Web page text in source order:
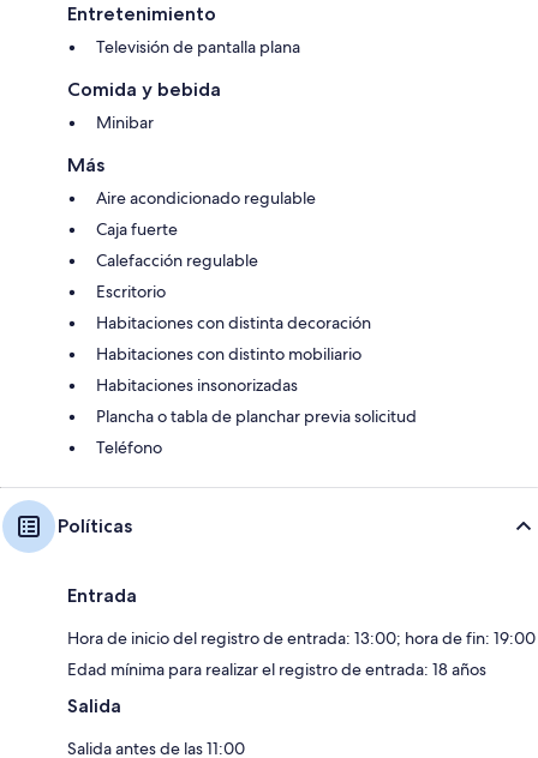
Entretenimiento
Televisión de pantalla plana
Comida y bebida
Minibar
Más
Aire acondicionado regulable
Caja fuerte
Calefacción regulable
Escritorio
Habitaciones con distinta decoración
Habitaciones con distinto mobiliario
Habitaciones insonorizadas
Plancha o tabla de planchar previa solicitud
Teléfono
Políticas
Entrada
Hora de inicio del registro de entrada: 13:00; hora de fin: 19:00
Edad mínima para realizar el registro de entrada: 18 años
Salida
Salida antes de las 11:00